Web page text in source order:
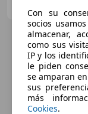
Con su
socios
almacenar,
como sus
IP y los
le piden
se amparan
sus
más
Cookies.